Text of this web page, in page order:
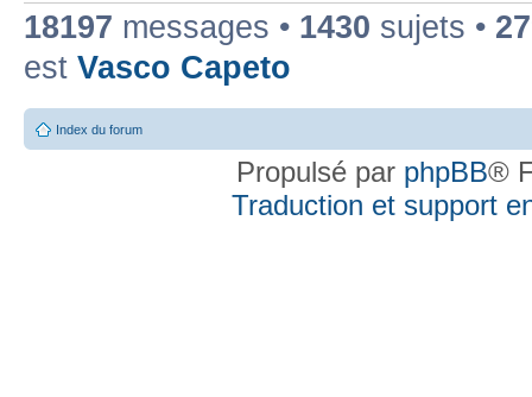
18197 messages • 1430 sujets •
est Vasco Capeto
Index du forum
Propulsé par phpBB®
Traduction et support